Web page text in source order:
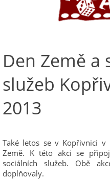
Den Země a
služeb
2013
Také letos se v Kopřivnici v
Země. K této akci se
sociálních služeb. Obě
doplňovaly.